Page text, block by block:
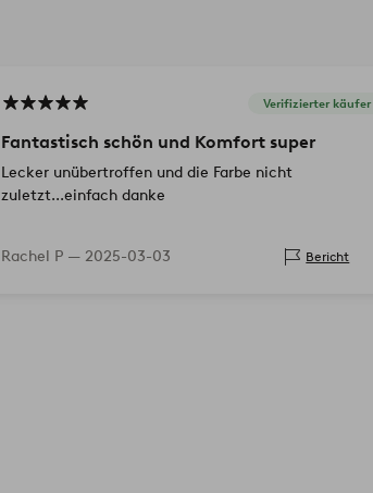
Verifizierter käufer
Fantastisch schön und Komfort super
Lecker unübertroffen und die Farbe nicht
zuletzt...einfach danke
Rachel P — 2025-03-03 Bericht